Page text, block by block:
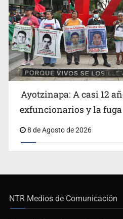
Ayotzinapa: A casi 12
exfuncionarios y la fuga
8 de Agosto de 2026
NTR Medios de Comunicación